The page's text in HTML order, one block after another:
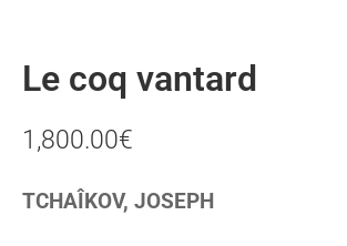
Le coq vantard
1,800.00€
TCHAÎKOV, JOSEPH